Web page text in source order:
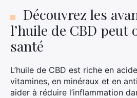
Découvrez les
l’huile de CBD peut
santé
L’huile de CBD est riche en
vitamines, en minéraux et en
aider à réduire l’inflammation